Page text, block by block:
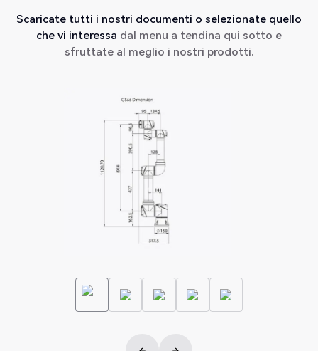
Scaricate tutti i nostri documenti o selezionate quello
che vi interessa dal menu a tendina qui sotto e
sfruttate al meglio i nostri prodotti.